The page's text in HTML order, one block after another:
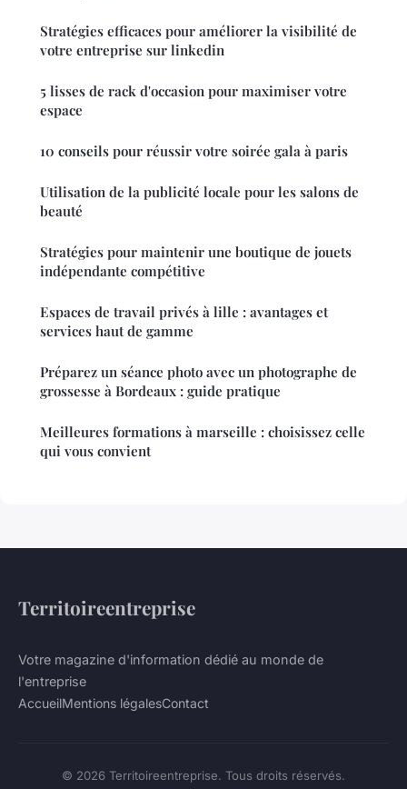
Stratégies efficaces pour améliorer la visibilité de
votre entreprise sur linkedin
5 lisses de rack d'occasion pour maximiser votre
espace
10 conseils pour réussir votre soirée gala à paris
Utilisation de la publicité locale pour les salons de
beauté
Stratégies pour maintenir une boutique de jouets
indépendante compétitive
Espaces de travail privés à lille : avantages et
services haut de gamme
Préparez un séance photo avec un photographe de
grossesse à Bordeaux : guide pratique
Meilleures formations à marseille : choisissez celle
qui vous convient
Territoireentreprise
Votre magazine d'information dédié au monde de
l'entreprise
AccueilMentions légalesContact
© 2026 Territoireentreprise. Tous droits réservés.